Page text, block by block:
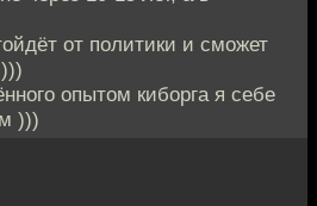
от политики и сможет
опытом киборга я себе
)))